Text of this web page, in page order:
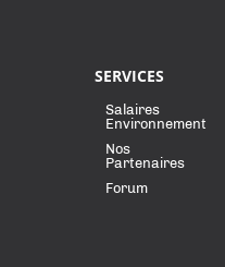
SERVICES
Salaires
Environnement
Nos
Partenaires
Forum